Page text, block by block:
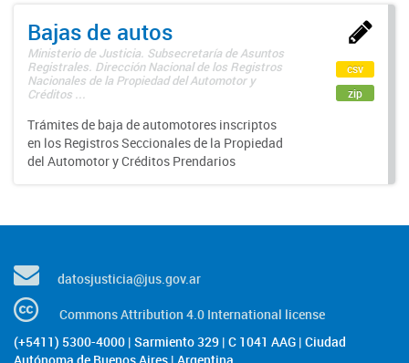
Bajas de autos
Ministerio de Justicia. Subsecretaría de Asuntos
Registrales. Dirección Nacional de los Registros
Nacionales de la Propiedad del Automotor y
Créditos ...
Trámites de baja de automotores inscriptos
en los Registros Seccionales de la Propiedad
del Automotor y Créditos Prendarios
csv
zip
datosjusticia@jus.gov.ar
Commons Attribution 4.0 International license
(+5411) 5300-4000 | Sarmiento 329 | C 1041 AAG | Ciudad